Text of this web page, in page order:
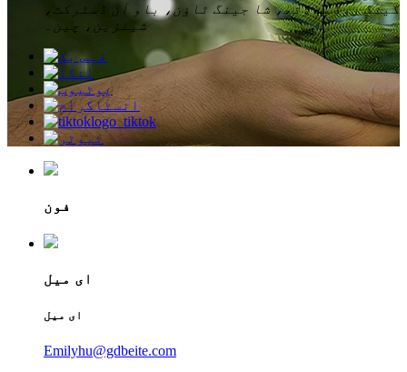
گینگ روڈ ساؤتھ، شا جینگ ٹاؤن، باو آن ڈسٹرکٹ،
شینزین، چین۔
فون
ای میل
ای میل
Emilyhu@gdbeite.com